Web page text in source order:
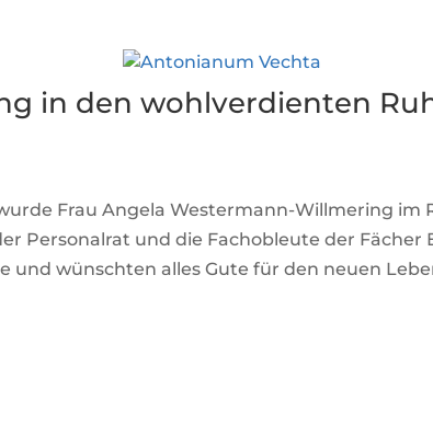
in den wohlverdienten
Frau Angela Westermann-Willmering im
Personalrat und die Fachobleute der Fächer
und wünschten alles Gute für den neuen